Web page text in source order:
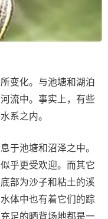
变化。与池塘和湖泊
流中。事实上，有些
系之内。
于池塘和沼泽之中。
乎更受欢迎。而其它
部为沙子和粘土的溪
体中也有着它们的踪
足的晒背场地都是一